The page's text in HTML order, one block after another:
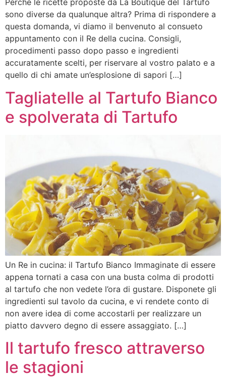
Perché le ricette proposte da La Boutique del Tartufo
sono diverse da qualunque altra? Prima di rispondere a
questa domanda, vi diamo il benvenuto al consueto
appuntamento con il Re della cucina. Consigli,
procedimenti passo dopo passo e ingredienti
accuratamente scelti, per riservare al vostro palato e a
quello di chi amate un’esplosione di sapori […]
Tagliatelle al Tartufo Bianco
e spolverata di Tartufo
Un Re in cucina: il Tartufo Bianco Immaginate di essere
appena tornati a casa con una busta colma di prodotti
al tartufo che non vedete l’ora di gustare. Disponete gli
ingredienti sul tavolo da cucina, e vi rendete conto di
non avere idea di come accostarli per realizzare un
piatto davvero degno di essere assaggiato. […]
Il tartufo fresco attraverso
le stagioni